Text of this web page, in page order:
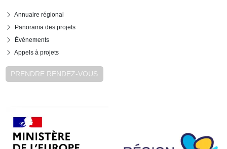
Annuaire régional
Panorama des projets
Événements
Appels à projets
PRENDRE RENDEZ-VOUS